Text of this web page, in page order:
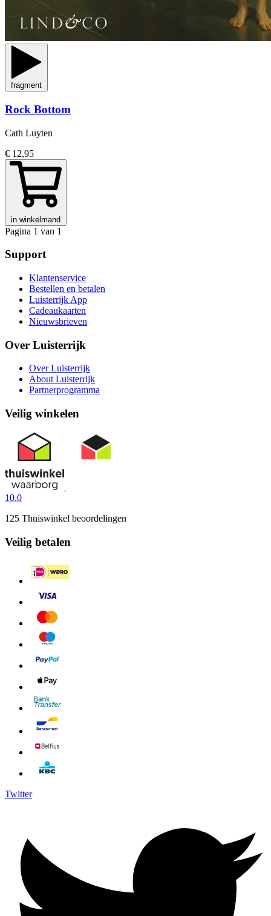
fragment
Rock Bottom
Cath Luyten
€ 12,95
in winkelmand
Pagina 1 van 1
Support
Klantenservice
Bestellen en betalen
Luisterrijk App
Cadeaukaarten
Nieuwsbrieven
Over Luisterrijk
Over Luisterrijk
About Luisterrijk
Partnerprogramma
Veilig winkelen
10.0
125 Thuiswinkel beoordelingen
Veilig betalen
Twitter